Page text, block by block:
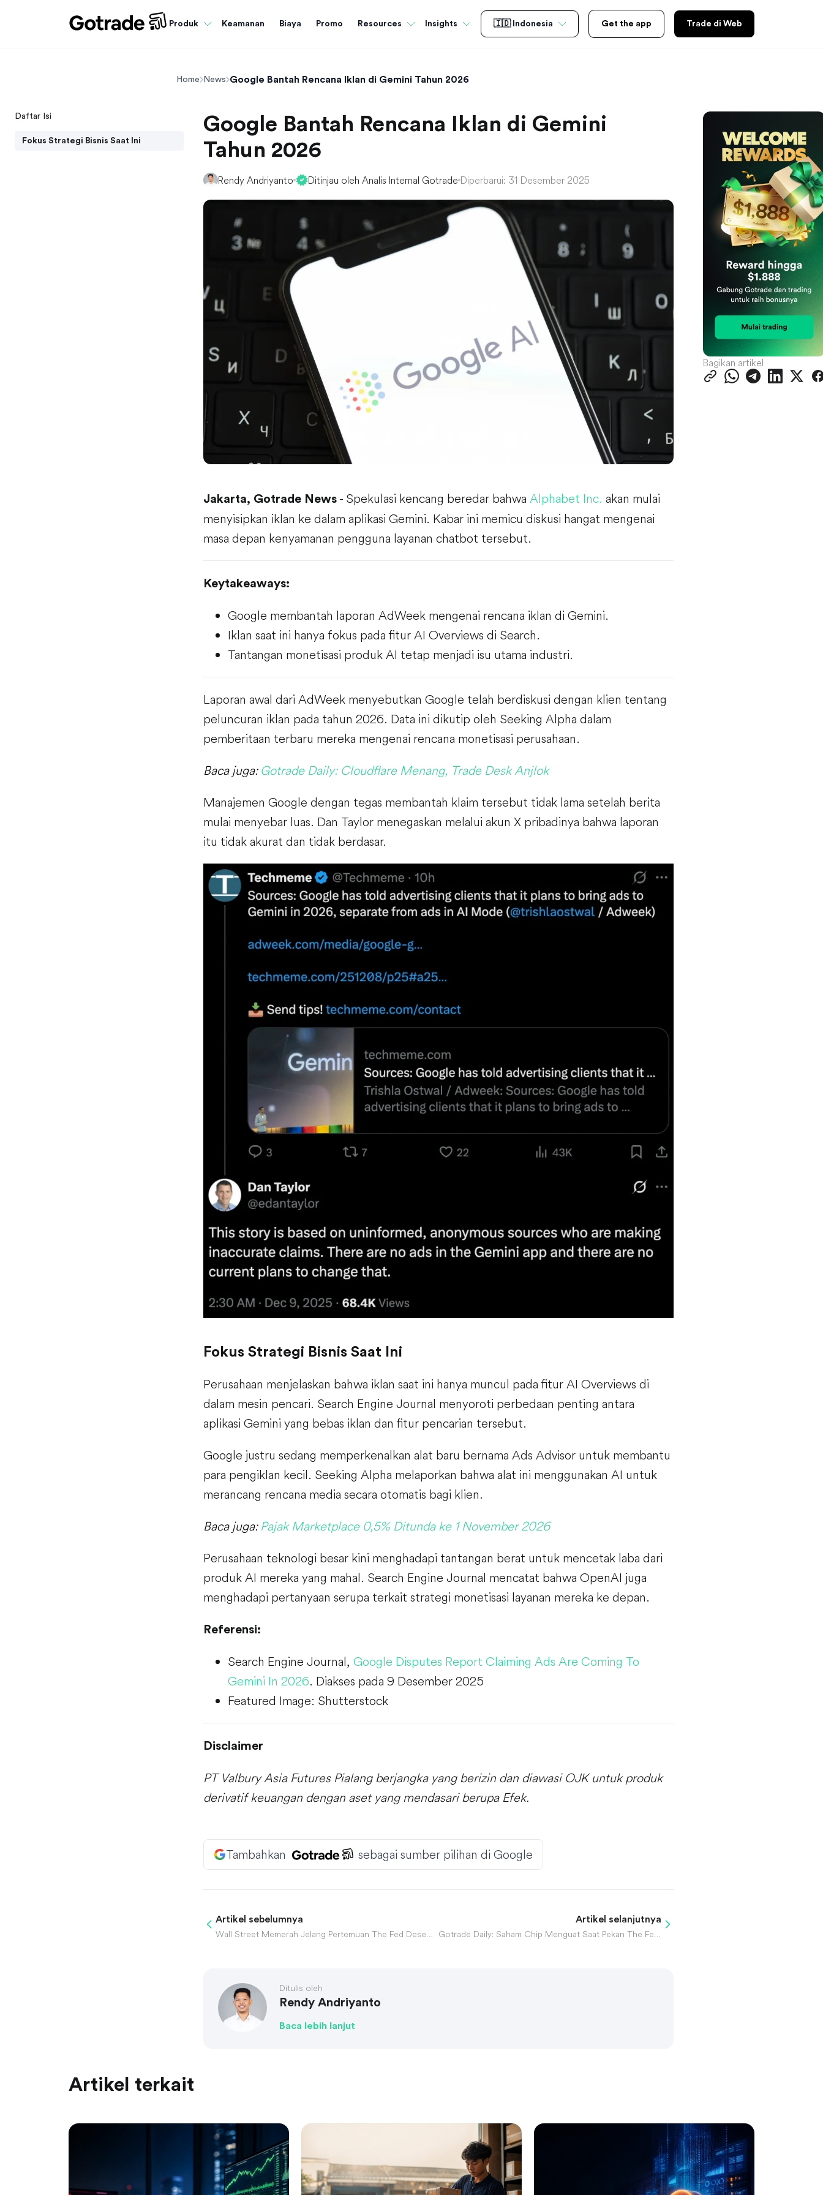
Produk Keamanan Biaya Promo Resources Insights 🇮🇩 Indonesia Get the app Trade di Web
Home News Google Bantah Rencana Iklan di Gemini Tahun 2026
Daftar Isi
Fokus Strategi Bisnis Saat Ini
Google Bantah Rencana Iklan di Gemini
Tahun 2026
Rendy Andriyanto Ditinjau oleh Analis Internal Gotrade Diperbarui: 31 Desember 2025
Jakarta, Gotrade News - Spekulasi kencang beredar bahwa Alphabet Inc. akan mulai
menyisipkan iklan ke dalam aplikasi Gemini. Kabar ini memicu diskusi hangat mengenai
masa depan kenyamanan pengguna layanan chatbot tersebut.
Keytakeaways:
Google membantah laporan AdWeek mengenai rencana iklan di Gemini.
Iklan saat ini hanya fokus pada fitur AI Overviews di Search.
Tantangan monetisasi produk AI tetap menjadi isu utama industri.
Laporan awal dari AdWeek menyebutkan Google telah berdiskusi dengan klien tentang
peluncuran iklan pada tahun 2026. Data ini dikutip oleh Seeking Alpha dalam
pemberitaan terbaru mereka mengenai rencana monetisasi perusahaan.
Baca juga: Gotrade Daily: Cloudflare Menang, Trade Desk Anjlok
Manajemen Google dengan tegas membantah klaim tersebut tidak lama setelah berita
mulai menyebar luas. Dan Taylor menegaskan melalui akun X pribadinya bahwa laporan
itu tidak akurat dan tidak berdasar.
Fokus Strategi Bisnis Saat Ini
Perusahaan menjelaskan bahwa iklan saat ini hanya muncul pada fitur AI Overviews di
dalam mesin pencari. Search Engine Journal menyoroti perbedaan penting antara
aplikasi Gemini yang bebas iklan dan fitur pencarian tersebut.
Google justru sedang memperkenalkan alat baru bernama Ads Advisor untuk membantu
para pengiklan kecil. Seeking Alpha melaporkan bahwa alat ini menggunakan AI untuk
merancang rencana media secara otomatis bagi klien.
Baca juga: Pajak Marketplace 0,5% Ditunda ke 1 November 2026
Perusahaan teknologi besar kini menghadapi tantangan berat untuk mencetak laba dari
produk AI mereka yang mahal. Search Engine Journal mencatat bahwa OpenAI juga
menghadapi pertanyaan serupa terkait strategi monetisasi layanan mereka ke depan.
Referensi:
Search Engine Journal, Google Disputes Report Claiming Ads Are Coming To
Gemini In 2026. Diakses pada 9 Desember 2025
Featured Image: Shutterstock
Disclaimer
PT Valbury Asia Futures Pialang berjangka yang berizin dan diawasi OJK untuk produk
derivatif keuangan dengan aset yang mendasari berupa Efek.
Tambahkan sebagai sumber pilihan di Google
Artikel sebelumnya
Wall Street Memerah Jelang Pertemuan The Fed Desember 2025
Artikel selanjutnya
Gotrade Daily: Saham Chip Menguat Saat Pekan The Fed Dimulai
Ditulis oleh
Rendy Andriyanto
Baca lebih lanjut
Bagikan artikel
Artikel terkait